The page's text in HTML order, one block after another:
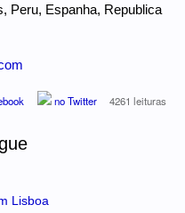
Peru, Espanha, Republica
no Twitter 4261 leituras
Lisboa